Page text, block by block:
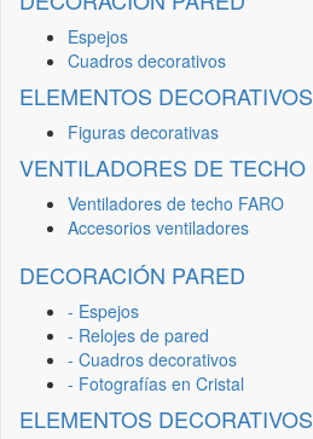
Espejos
Cuadros decorativos
ELEMENTOS DECORATIVOS
Figuras decorativas
VENTILADORES DE TECHO
Ventiladores de techo FARO
Accesorios ventiladores
DECORACIÓN PARED
- Espejos
- Relojes de pared
- Cuadros decorativos
- Fotografías en Cristal
ELEMENTOS DECORATIVOS